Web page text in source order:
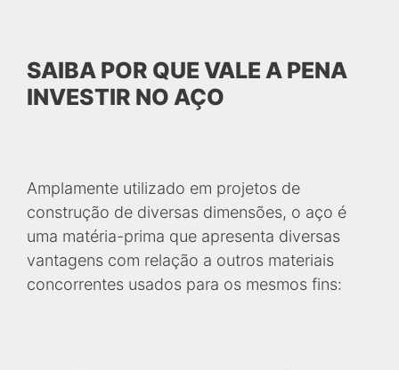
SAIBA POR QUE VALE A PENA
INVESTIR NO AÇO
Amplamente utilizado em projetos de
construção de diversas dimensões, o aço é
uma matéria-prima que apresenta diversas
vantagens com relação a outros materiais
concorrentes usados para os mesmos fins: